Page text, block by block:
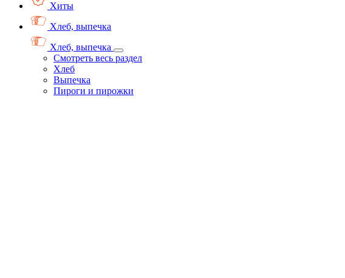
Хиты
Хлеб, выпечка
Хлеб, выпечка
Смотреть весь раздел
Хлеб
Выпечка
Пироги и пирожки